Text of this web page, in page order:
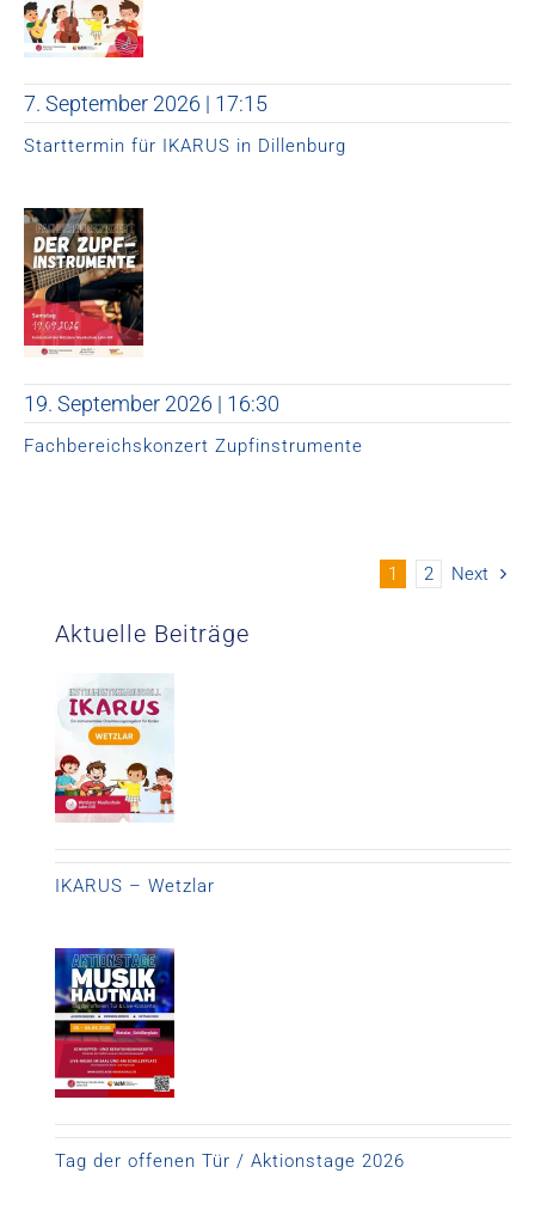
7. September 2026 | 17:15
Starttermin für IKARUS in Dillenburg
19. September 2026 | 16:30
Fachbereichskonzert Zupfinstrumente
1 2 Next
Aktuelle Beiträge
IKARUS – Wetzlar
Tag der offenen Tür / Aktionstage 2026